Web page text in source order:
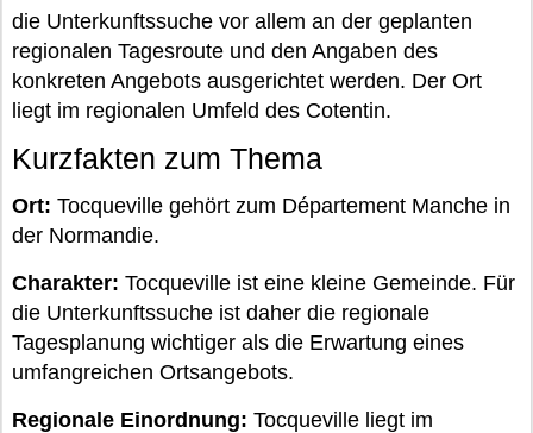
die Unterkunftssuche vor allem an der geplanten
regionalen Tagesroute und den Angaben des
konkreten Angebots ausgerichtet werden. Der Ort
liegt im regionalen Umfeld des Cotentin.
Kurzfakten zum Thema
Ort: Tocqueville gehört zum Département Manche in
der Normandie.
Charakter: Tocqueville ist eine kleine Gemeinde. Für
die Unterkunftssuche ist daher die regionale
Tagesplanung wichtiger als die Erwartung eines
umfangreichen Ortsangebots.
Regionale Einordnung: Tocqueville liegt im